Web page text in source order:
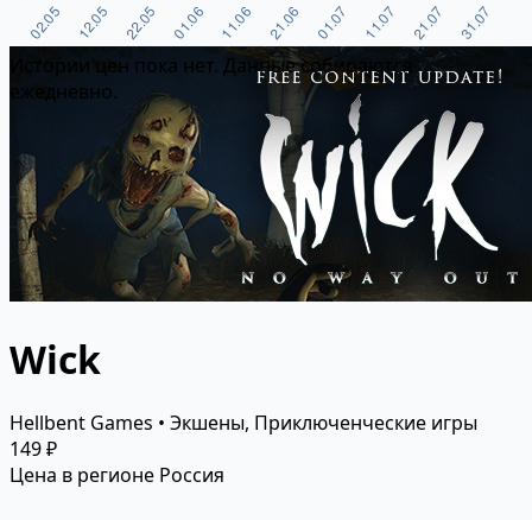
Истории цен пока нет. Данные собираются
ежедневно.
Wick
Hellbent Games • Экшены, Приключенческие игры
149 ₽
Цена в регионе Россия